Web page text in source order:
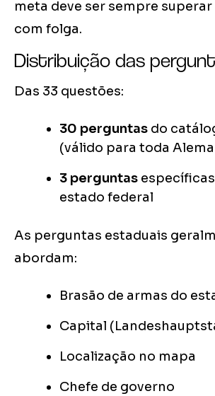
meta deve ser sempre superar
com folga.
Distribuição das
Das 33 questões:
30 perguntas do
(válido para toda
3 perguntas
estado federal
As perguntas estaduais
abordam:
Brasão de armas do
Capital
Localização no mapa
Chefe de governo